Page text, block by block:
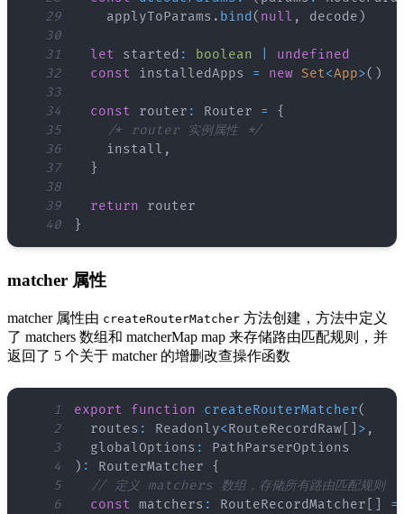
29
    applyToParams
. bind( null , decode )
30
31
let started : boolean
undefined
32
const installedApps = new Set<App>( )
33
34
const router : Router =
{
35
/* router 实例属性 */
36
    install
,
37
}
38
39
return
40
}
matcher 属性
matcher 属性由 createRouterMatcher 方法创建，方法中定义
了 matchers 数组和 matcherMap map 来存储路由匹配规则，并
返回了 5 个关于 matcher 的增删改查操作函数
1 export function createRouterMatcher(
2
  routes
: Readonly<RouteRecordRaw[ > ,
3
  globalOptions
:
PathParserOptions
4
) : RouterMatcher
{
5
// 定义 matchers 数组，存储所有路由匹配规则
6
const matchers : RouteRecordMatcher
=